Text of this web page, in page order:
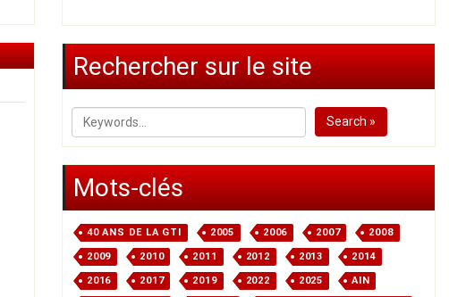
Rechercher sur le site
Search »
Mots-clés
40 ANS DE LA GTI 2005 2006 2007 2008
2009 2010 2011 2012 2013 2014
2016 2017 2019 2022 2025 AIN